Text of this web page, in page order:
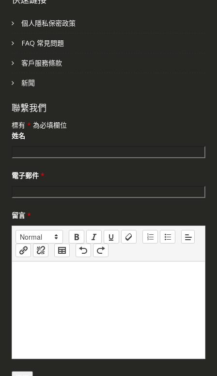
個人隱私保密政策
FAQ 常見問題
客戶服務條款
新聞
聯繫我們
標有 * 為必填欄位
姓名
電子郵件 *
留言 *